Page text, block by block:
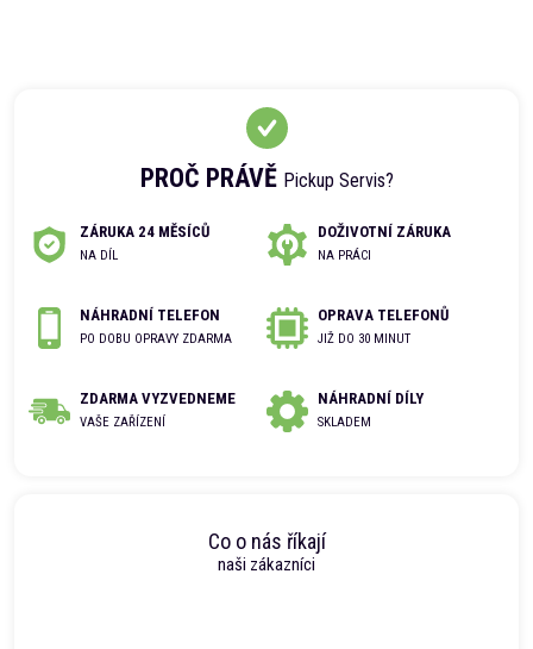
PROČ PRÁVĚ Pickup Servis?
ZÁRUKA 24 MĚSÍCŮ
NA DÍL
DOŽIVOTNÍ ZÁRUKA
NA PRÁCI
NÁHRADNÍ TELEFON
PO DOBU OPRAVY ZDARMA
OPRAVA TELEFONŮ
JIŽ DO 30 MINUT
ZDARMA VYZVEDNEME
VAŠE ZAŘÍZENÍ
NÁHRADNÍ DÍLY
SKLADEM
Co o nás říkají
naši zákazníci